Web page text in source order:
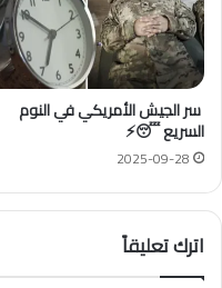
سر الجيش الأمريكي في النوم
السريع 😴⚡
2025-09-28
اترك تعليقاً